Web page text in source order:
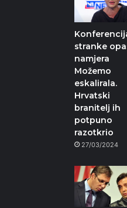
stranke
namjera
Možemo
eskalirala.
Hrvatski
branitelj ih
potpuno
razotkrio
27/03/2024